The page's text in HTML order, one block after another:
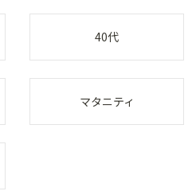
40代
マタニティ